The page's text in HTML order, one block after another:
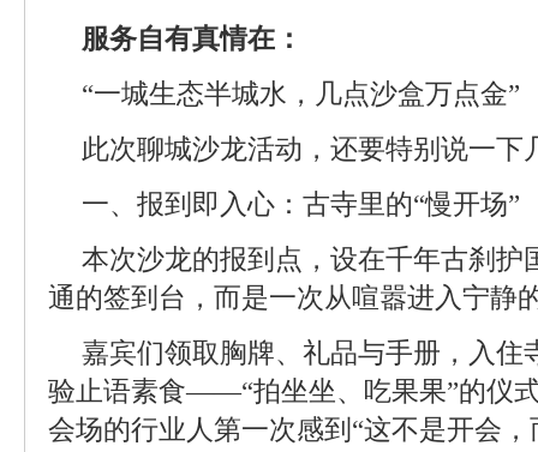
服务自有真情在：
“一城生态半城水，几点沙盒万点金”
此次聊城沙龙活动，还要特别说一下
一、报到即入心：古寺里的“慢开场”
本次沙龙的报到点，设在千年古刹护
通的签到台，而是一次从喧嚣进入宁静
嘉宾们领取胸牌、礼品与手册，入住
验止语素食——“拍坐坐、吃果果”的仪
会场的行业人第一次感到“这不是开会，